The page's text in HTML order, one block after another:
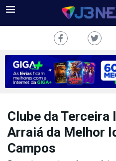
J3NEWS
TV
Clube da Terceira
Arraiá da Melhor
Campos